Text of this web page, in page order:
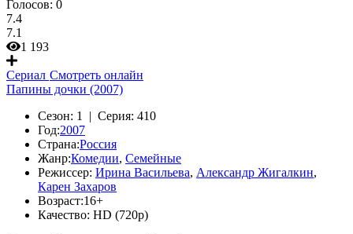
Голосов: 0
7.4
7.1
1 193
Сериал Смотреть онлайн
Папины дочки (2007)
Сезон: 1 | Серия: 410
Год:2007
Страна:Россия
Жанр:Комедии, Семейные
Режиссер: Ирина Васильева, Александр Жигалкин,
Карен Захаров
Возраст:16+
Качество: HD (720p)